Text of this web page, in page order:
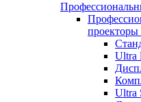
проекторы
Ultra
Ultra